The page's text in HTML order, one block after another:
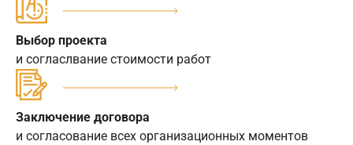
Выбор проекта
и согласлвание стоимости работ
Заключение договора
и согласование всех организационных моментов